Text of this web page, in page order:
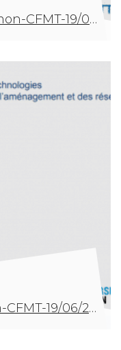
Vitesse et ceinture-B.Laumon-CFMT-19/06/2019
Alcool-Cannabis-JL.Martin-CFMT-19/06/2019